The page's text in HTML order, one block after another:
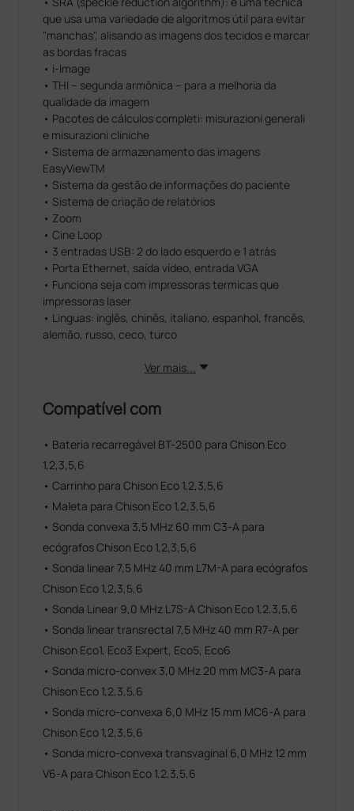
que usa uma variedade de algoritmos útil para evitar
"manchas", alisando as imagens dos tecidos e marcar
as bordas fracas
• i-Image
• THI – segunda armônica – para a melhoria da
qualidade da imagem
• Pacotes de cálculos completi: misurazioni generali
e misurazioni cliniche
• Sistema de armazenamento das imagens
EasyViewTM
• Sistema da gestão de informações do paciente
• Sistema de criação de relatórios
• Zoom
• Cine Loop
• 3 entradas USB: 2 do lado esquerdo e 1 atrás
• Porta Ethernet, saída vídeo, entrada VGA
• Funciona seja com impressoras termicas que
impressoras laser
• Linguas: inglês, chinês, italiano, espanhol, francês,
alemão, russo, ceco, turco
Ver mais...
Compatível com
• Bateria recarregável BT-2500 para Chison Eco
1,2,3,5,6
• Carrinho para Chison Eco 1,2,3,5,6
• Maleta para Chison Eco 1,2,3,5,6
• Sonda convexa 3,5 MHz 60 mm C3-A para
ecógrafos Chison Eco 1,2,3,5,6
• Sonda linear 7,5 MHz 40 mm L7M-A para ecógrafos
Chison Eco 1,2,3,5,6
• Sonda Linear 9,0 MHz L7S-A Chison Eco 1,2,3,5,6
• Sonda linear transrectal 7,5 MHz 40 mm R7-A per
Chison Eco1, Eco3 Expert, Eco5, Eco6
• Sonda micro-convex 3,0 MHz 20 mm MC3-A para
Chison Eco 1,2,3,5,6
• Sonda micro-convexa 6,0 MHz 15 mm MC6-A para
Chison Eco 1,2,3,5,6
• Sonda micro-convexa transvaginal 6,0 MHz 12 mm
V6-A para Chison Eco 1,2,3,5,6